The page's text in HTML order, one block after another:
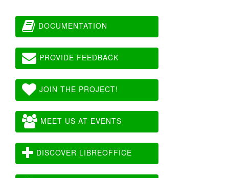
DOCUMENTATION
PROVIDE FEEDBACK
JOIN THE PROJECT!
MEET US AT EVENTS
DISCOVER LIBREOFFICE